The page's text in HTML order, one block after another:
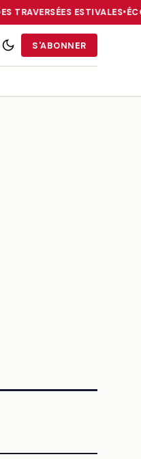
TRAVERSÉES ESTIVALES•
DES TRAVERSÉES
S'ABONNER